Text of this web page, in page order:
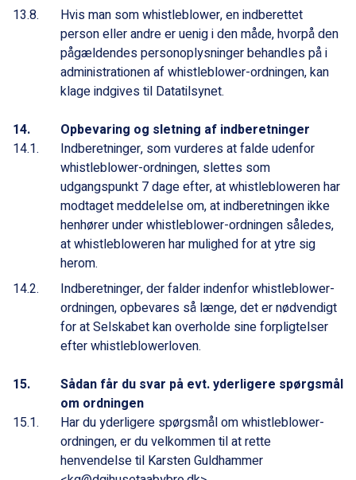
Hvis man som whistleblower, en indberettet
person eller andre er uenig i den måde, hvorpå den
pågældendes personoplysninger behandles på i
administrationen af whistleblower-ordningen, kan
klage indgives til Datatilsynet.
Opbevaring og sletning af indberetninger
Indberetninger, som vurderes at falde udenfor
whistleblower-ordningen, slettes som
udgangspunkt 7 dage efter, at whistlebloweren har
modtaget meddelelse om, at indberetningen ikke
henhører under whistleblower-ordningen således,
at whistlebloweren har mulighed for at ytre sig
herom.
Indberetninger, der falder indenfor whistleblower-
ordningen, opbevares så længe, det er nødvendigt
for at Selskabet kan overholde sine forpligtelser
efter whistleblowerloven.
Sådan får du svar på evt. yderligere spørgsmål
om ordningen
Har du yderligere spørgsmål om whistleblower-
ordningen, er du velkommen til at rette
henvendelse til Karsten Guldhammer